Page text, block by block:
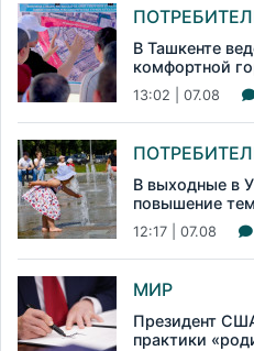
В Ташкенте
комфортной
13:02 | 07.08
В выходные в
повышение
12:17 | 07.08
МИР
Президент
практики